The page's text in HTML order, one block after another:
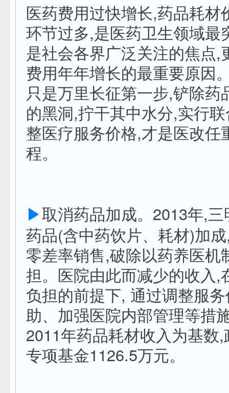
医药费用过快增长,药品耗材
环节过多,是医药卫生领域最
是社会各界广泛关注的焦点,
费用年年增长的最重要原因
只是万里长征第一步,铲除药
的黑洞,拧干其中水分,实行
整医疗服务价格,才是医改任
程。
▶取消药品加成。2013年,
药品(含中药饮片、耗材)加
零差率销售,破除以药养医机
担。医院由此而减少的收入,
负担的前提下, 通过调整服
助、加强医院内部管理等措
2011年药品耗材收入为基数
专项基金1126.5万元。